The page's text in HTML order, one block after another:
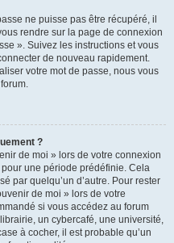
ne puisse pas être récupéré, il
rendre sur la page de connexion
». Suivez les instructions et vous
de nouveau rapidement.
votre mot de passe, nous vous
?
de moi » lors de votre connexion
une période prédéfinie. Cela
par quelqu’un d’autre. Pour rester
de moi » lors de votre
si vous accédez au forum
un cybercafé, une université,
à cocher, il est probable qu’un